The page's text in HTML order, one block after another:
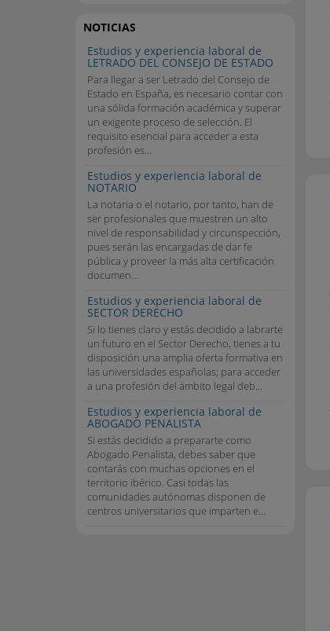
NOTICIAS
Estudios y experiencia laboral de
LETRADO DEL CONSEJO DE ESTADO
Para llegar a ser Letrado del Consejo de
Estado en España, es necesario contar con
una sólida formación académica y superar
un exigente proceso de selección. El
requisito esencial para acceder a esta
profesión es...
Estudios y experiencia laboral de
NOTARIO
La notaria o el notario, por tanto, han de
ser profesionales que muestren un alto
nivel de responsabilidad y circunspección,
pues serán las encargadas de dar fe
pública y proveer la más alta certificación
documen...
Estudios y experiencia laboral de
SECTOR DERECHO
Si lo tienes claro y estás decidido a labrarte
un futuro en el Sector Derecho, tienes a tu
disposición una amplia oferta formativa en
las universidades españolas; para acceder
a una profesión del ámbito legal deb...
Estudios y experiencia laboral de
ABOGADO PENALISTA
Si estás decidido a prepararte como
Abogado Penalista, debes saber que
contarás con muchas opciones en el
territorio ibérico. Casi todas las
comunidades autónomas disponen de
centros universitarios que imparten e...